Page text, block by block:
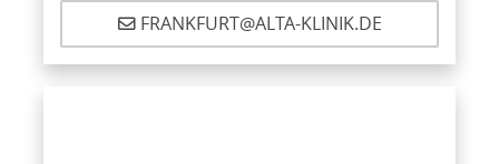
FRANKFURT@ALTA-KLINIK.DE